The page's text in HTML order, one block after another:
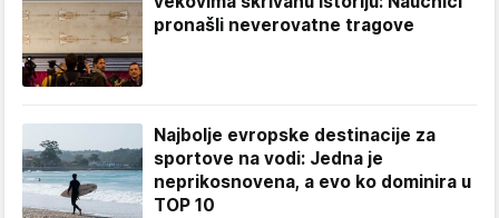
pronašli neverovatne tragove
Najbolje evropske destinacije za
sportove na vodi: Jedna je
neprikosnovena, a evo ko dominira u
TOP 10